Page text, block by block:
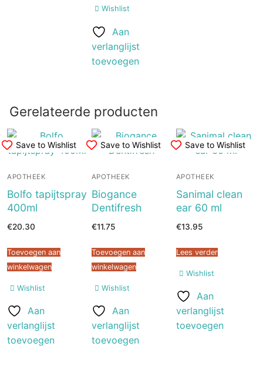
Wishlist
Aan
verlanglijst
toevoegen
Gerelateerde producten
Save to Wishlist
APOTHEEK
Bolfo tapijtspray
400ml
€20.30
Toevoegen aan
winkelwagen
Wishlist
Aan
verlanglijst
toevoegen
Save to Wishlist
APOTHEEK
Biogance
Dentifresh
€11.75
Toevoegen aan
winkelwagen
Wishlist
Aan
verlanglijst
toevoegen
Save to Wishlist
APOTHEEK
Sanimal clean
ear 60 ml
€13.95
Lees verder
Wishlist
Aan
verlanglijst
toevoegen